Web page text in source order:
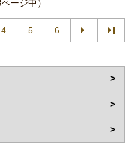
ージ中）
4 5 6